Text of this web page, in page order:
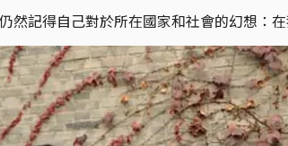
記得自己對於所在國家和社會的幻想：